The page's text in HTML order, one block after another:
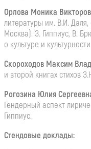
Орлова Моника
литературы им. В.И.
Москва). З. Гиппиус, В.
о культуре и культурности.
Скороходов Максим
и второй книгах стихов
Рогозина Юлия
Гендерный аспект
Гиппиус.
Стендовые доклады: